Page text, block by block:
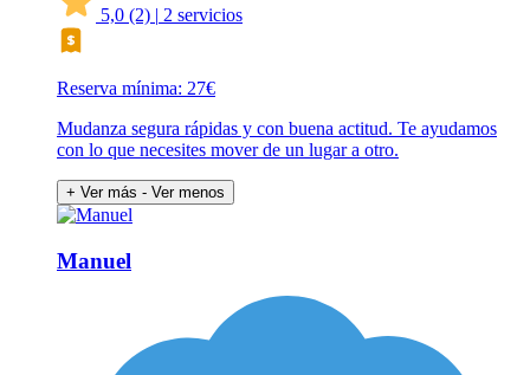
5,0 (2) | 2 servicios
Reserva mínima: 27€
Mudanza segura rápidas y con buena actitud. Te ayudamos
con lo que necesites mover de un lugar a otro.
+ Ver más - Ver menos
Manuel